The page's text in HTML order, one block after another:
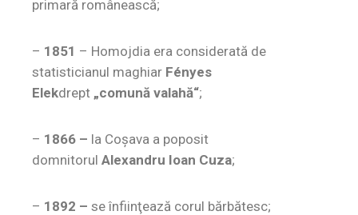
primară românească;
– 1851 – Homojdia era considerată de
statisticianul maghiar Fényes
Elekdrept „comună valahă“;
– 1866 – la Coşava a poposit
domnitorul Alexandru Ioan Cuza;
– 1892 – se înfiinţează corul bărbătesc;